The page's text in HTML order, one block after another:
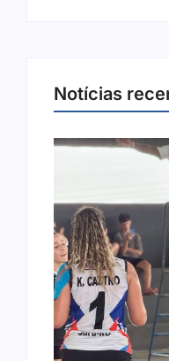
Notícias